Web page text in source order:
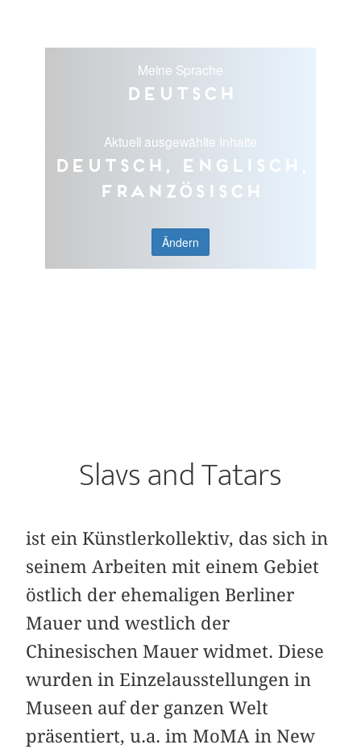
Meine Sprache
Deutsch
Aktuell ausgewählte Inhalte
Deutsch, Englisch,
Französisch
Ändern
Slavs and Tatars
ist ein Künstlerkollektiv, das sich in
seinem Arbeiten mit einem Gebiet
östlich der ehemaligen Berliner
Mauer und westlich der
Chinesischen Mauer widmet. Diese
wurden in Einzelausstellungen in
Museen auf der ganzen Welt
präsentiert, u.a. im MoMA in New